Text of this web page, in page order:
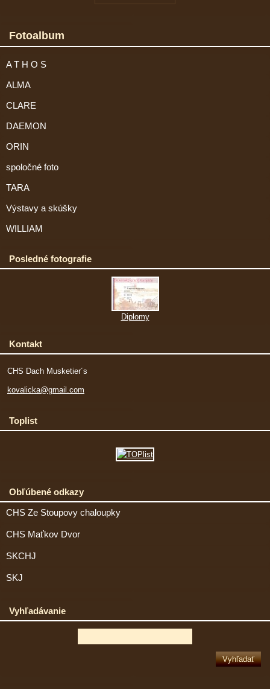
Fotoalbum
A T H O S
ALMA
CLARE
DAEMON
ORIN
spoločné foto
TARA
Výstavy a skúšky
WILLIAM
Posledné fotografie
Diplomy
Kontakt
CHS Dach Musketier´s
kovalicka@gmail.com
Toplist
Obľúbené odkazy
CHS Ze Stoupovy chaloupky
CHS Maťkov Dvor
SKCHJ
SKJ
Vyhľadávanie